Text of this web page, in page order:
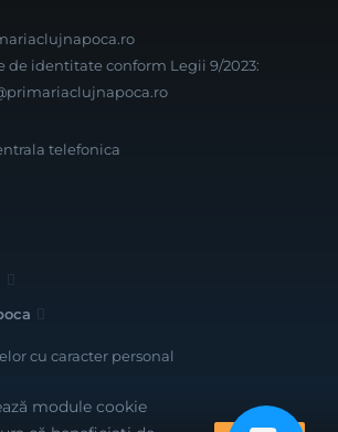
de identitate conform Legii 9/2023:
telefonica
cu caracter personal
module cookie